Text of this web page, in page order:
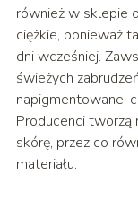
również w sklepie
ciężkie, ponieważ
dni wcześniej.
świeżych
napigmentowane,
Producenci
skórę, przez co
materiału.